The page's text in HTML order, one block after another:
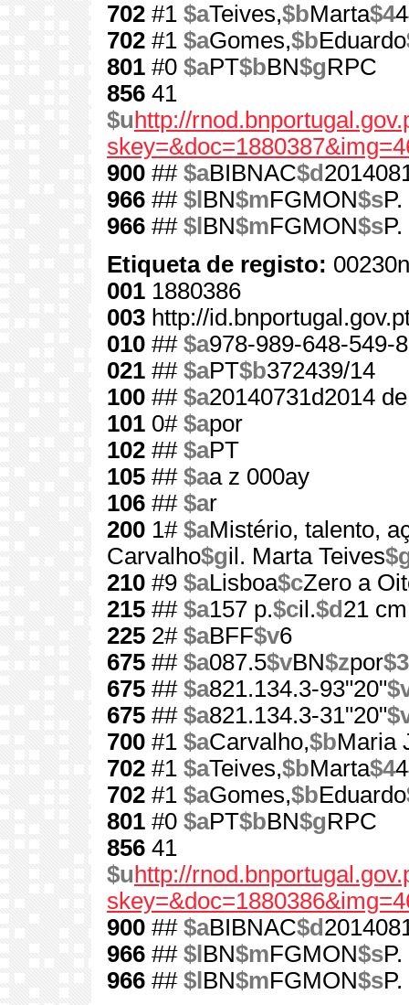
702 #1 $aTeives,$bMarta$4
702 #1 $aGomes,$bEduardo
801 #0 $aPT$bBN$gRPC
856 41
$u http://
900 ## $aBIBNAC$d
966 ## $l BN$mFGMON$s
966 ## $l BN$mFGMON$s
Etiqueta de registo:
001 1880386
003 http://
010 ## $a978-989-648-549-8
021 ## $aPT$b372439/14
100 ## $a20140731d2014
101 0# $apor
102 ## $aPT
105 ## $aa z 000ay
106 ## $ar
200 1# $aMistério, talento,
Carvalho$gil. Marta Teives
210 #9 $aLisboa$cZero a
215 ## $a157 p.$cil.$d 21 cm
225 2# $aBFF$v6
675 ## $a087.5$vBN$zpor$3
675 ## $a821.134.3-93"20"
675 ## $a821.134.3-31"20"
700 #1 $aCarvalho,$bMaria
702 #1 $aTeives,$bMarta$4
702 #1 $aGomes,$bEduardo
801 #0 $aPT$bBN$gRPC
856 41
$u http://
900 ## $aBIBNAC$d
966 ## $l BN$mFGMON$s
966 ## $l BN$mFGMON$s